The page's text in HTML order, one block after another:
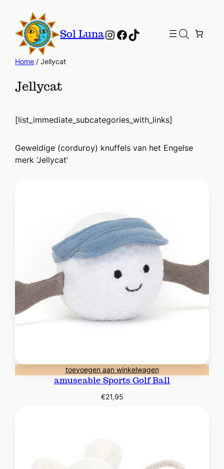
Sol LunaInstagram
Facebook
TikTok
Home / Jellycat
Jellycat
[list_immediate_subcategories_with_links]
Geweldige (corduroy) knuffels van het Engelse
merk ‘Jellycat’
toevoegen aan winkelwagen
amuseable Sports Golf Ball
€21,95